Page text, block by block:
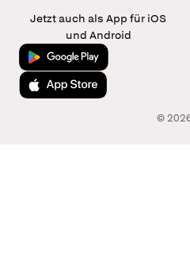
Jetzt auch als App für iOS
und Android
Jetzt bei Google Play
Laden im App Store
©